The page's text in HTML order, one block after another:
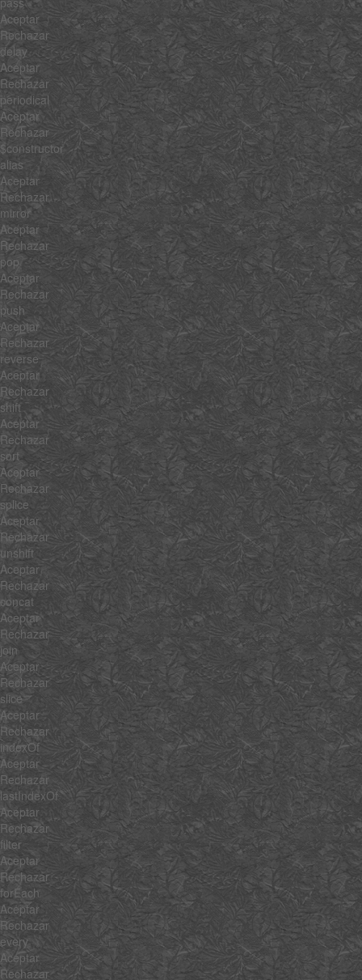
Aceptar
Rechazar
delay
Aceptar
Rechazar
periodical
Aceptar
Rechazar
$constructor
alias
Aceptar
Rechazar
mirror
Aceptar
Rechazar
pop
Aceptar
Rechazar
push
Aceptar
Rechazar
reverse
Aceptar
Rechazar
shift
Aceptar
Rechazar
sort
Aceptar
Rechazar
splice
Aceptar
Rechazar
unshift
Aceptar
Rechazar
concat
Aceptar
Rechazar
join
Aceptar
Rechazar
slice
Aceptar
Rechazar
indexOf
Aceptar
Rechazar
lastIndexOf
Aceptar
Rechazar
filter
Aceptar
Rechazar
forEach
Aceptar
Rechazar
every
Aceptar
Rechazar